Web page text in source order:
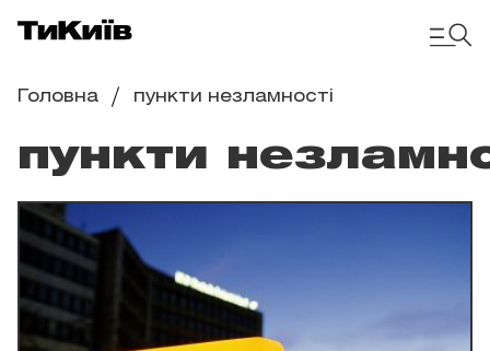
Головна пункти незламності
пункти